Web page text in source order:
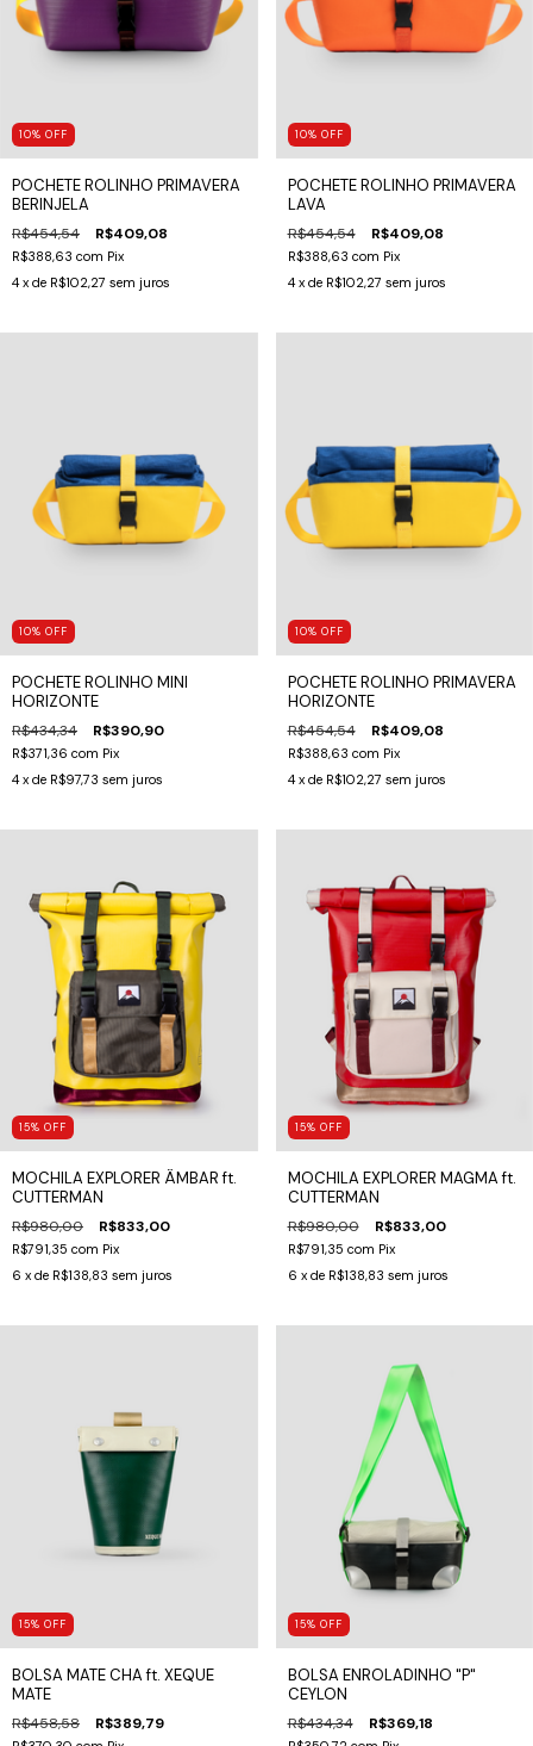
10% OFF
POCHETE ROLINHO PRIMAVERA
BERINJELA
R$454,54 R$409,08
R$388,63 com Pix
4 x de R$102,27 sem juros
10% OFF
POCHETE ROLINHO PRIMAVERA
LAVA
R$454,54 R$409,08
R$388,63 com Pix
4 x de R$102,27 sem juros
10% OFF
POCHETE ROLINHO MINI
HORIZONTE
R$434,34 R$390,90
R$371,36 com Pix
4 x de R$97,73 sem juros
10% OFF
POCHETE ROLINHO PRIMAVERA
HORIZONTE
R$454,54 R$409,08
R$388,63 com Pix
4 x de R$102,27 sem juros
15% OFF
MOCHILA EXPLORER ÂMBAR ft.
CUTTERMAN
R$980,00 R$833,00
R$791,35 com Pix
6 x de R$138,83 sem juros
15% OFF
MOCHILA EXPLORER MAGMA ft.
CUTTERMAN
R$980,00 R$833,00
R$791,35 com Pix
6 x de R$138,83 sem juros
15% OFF
BOLSA MATE CHA ft. XEQUE
MATE
R$458,58 R$389,79
15% OFF
BOLSA ENROLADINHO "P"
CEYLON
R$434,34 R$369,18